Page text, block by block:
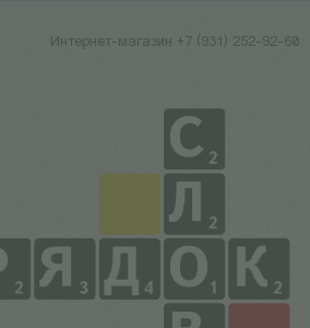
Интернет-магазин +7 (931) 252-92-60